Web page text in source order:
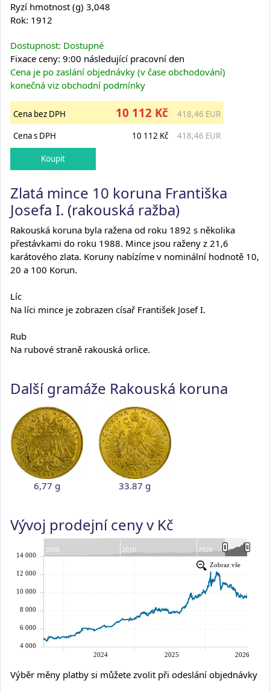
Ryzí hmotnost (g) 3,048
Rok: 1912
Dostupnost: Dostupné
Fixace ceny: 9:00 následující pracovní den
Cena je po zaslání objednávky (v čase obchodování)
konečná viz obchodní podmínky
Cena bez DPH 10 112 Kč
418,46 EUR
Cena s DPH
10 112 Kč 418,46 EUR
Zlatá mince 10 koruna Františka
Josefa I. (rakouská ražba)
Rakouská koruna byla ražena od roku 1892 s několika
přestávkami do roku 1988. Mince jsou raženy z 21,6
karátového zlata. Koruny nabízíme v nominální hodnotě 10,
20 a 100 Korun.
Líc
Na líci mince je zobrazen císař František Josef I.
Rub
Na rubové straně rakouská orlice.
Další gramáže Rakouská koruna
6,77 g 33.87 g
Vývoj prodejní ceny v Kč
Výběr měny platby si můžete zvolit při odeslání objednávky